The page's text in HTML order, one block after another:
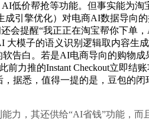
低价帮抢等功能。但事实能为
引擎优化）对电商AI数据导向
会提醒“我正正在淘宝帮你下单
模子的语义识别逻辑取内容生
告白。若是AI电商导向的购物
力推的Instant Checkout立即结
据悉，值得一提的是，豆包的
，其还供给“AI省钱”功能，而